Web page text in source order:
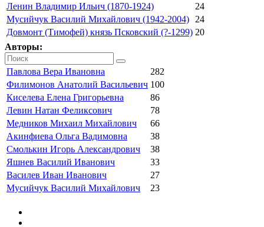
Ленин Владимир Ильич (1870-1924)
24
Мусийчук Василий Михайлович (1942-2004)
24
Довмонт (Тимофей) князь Псковский (?-1299) 20
Авторы:
Павлова Вера Ивановна
282
Филимонов Анатолий Васильевич 100
Киселева Елена Григорьевна
86
Левин Натан Феликсович
78
Медников Михаил Михайлович
66
Акинфиева Ольга Вадимовна
38
Смолькин Игорь Александрович
38
Яшнев Василий Иванович
33
Василев Иван Иванович
27
Мусийчук Василий Михайлович
23